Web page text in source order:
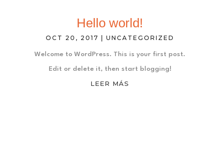
Hello world!
OCT 20, 2017 UNCATEGORIZED
Welcome to WordPress. This is your first post.
Edit or delete it, then start blogging!
LEER MÁS